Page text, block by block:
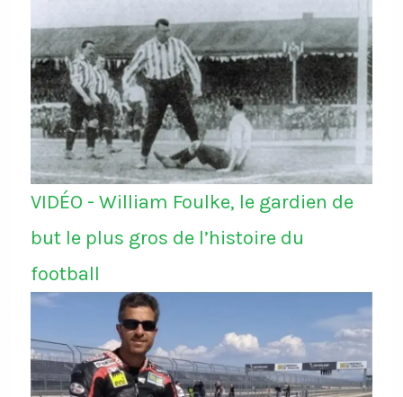
VIDÉO - William Foulke, le gardien de
but le plus gros de l’histoire du
football